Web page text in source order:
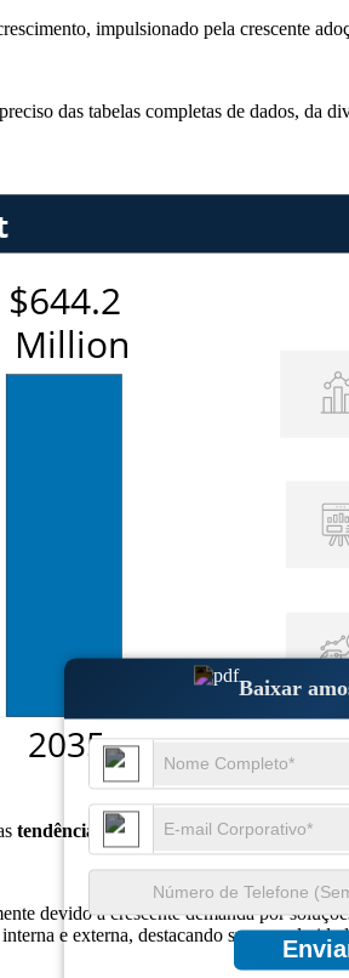
Baixar
impulsionado pela crescente
das tabelas completas de dados, da
tendências de crescimento
devido à crescente demanda por
e externa, destacando sua